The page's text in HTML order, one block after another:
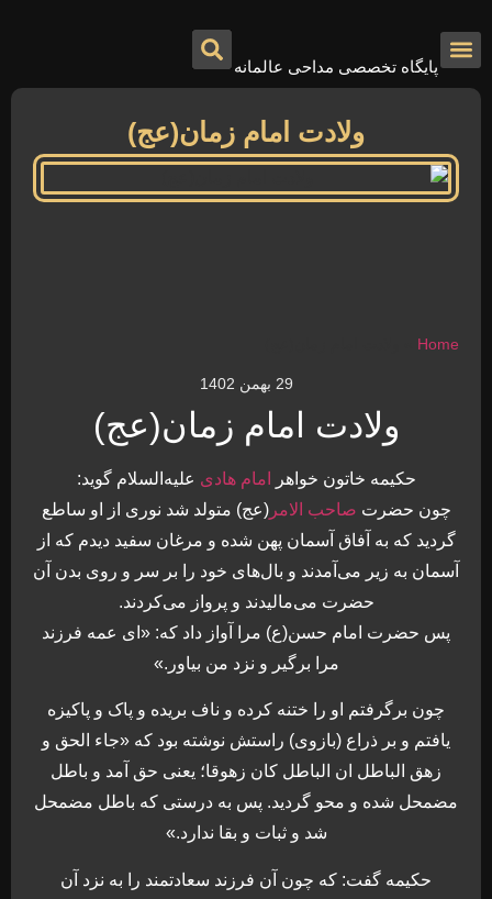
پایگاه تخصصی مداحی عالمانه
ولادت امام زمان(عج)
Home
29 بهمن 1402
ولادت امام زمان(عج)
حکیمه خاتون خواهر امام هادی علیه‌السلام گوید:
چون حضرت صاحب الامر(عج) متولد شد نوری از او ساطع
گردید که به آفاق آسمان پهن شده و مرغان سفید دیدم که از
آسمان به زیر می‌آمدند و بال‌های خود را بر سر و روی بدن آن
حضرت می‌مالیدند و پرواز می‌کردند.
پس حضرت امام حسن(ع) مرا آواز داد که: «ای عمه فرزند
مرا برگیر و نزد من بیاور.»
چون برگرفتم او را ختنه کرده و ناف بریده و پاک و پاکیزه
یافتم و بر ذراع (بازوی) راستش نوشته بود که «جاء الحق و
زهق الباطل ان الباطل کان زهوقا؛ یعنی حق آمد و باطل
مضمحل شده و محو گردید. پس به درستی که باطل مضمحل
شد و ثبات و بقا ندارد.»
حکیمه گفت: که چون آن فرزند سعادتمند را به نزد آن